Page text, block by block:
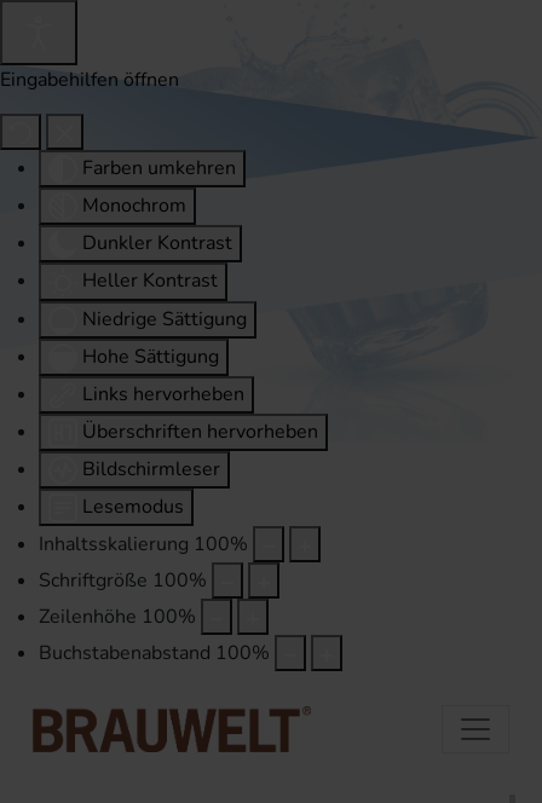
Eingabehilfen öffnen
Farben umkehren
Monochrom
Dunkler Kontrast
Heller Kontrast
Niedrige Sättigung
Hohe Sättigung
Links hervorheben
Überschriften hervorheben
Bildschirmleser
Lesemodus
Inhaltsskalierung 100%
Schriftgröße 100%
Zeilenhöhe 100%
Buchstabenabstand 100%